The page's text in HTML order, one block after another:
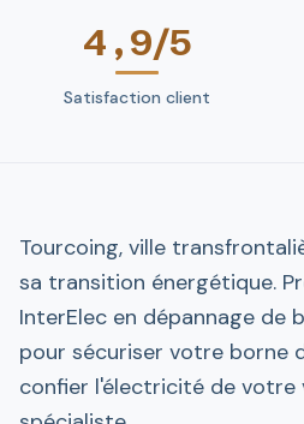
4,9/5
Satisfaction client
Tourcoing, ville
sa transition énergétique.
InterElec en dépannage de
pour sécuriser votre borne
confier l'électricité de votre